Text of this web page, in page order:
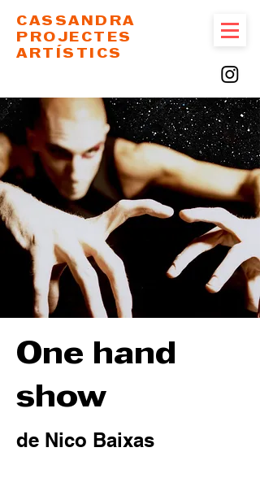
CASSANDRA
PROJECTES
ARTÍSTICS
One hand
show
de Nico Baixas